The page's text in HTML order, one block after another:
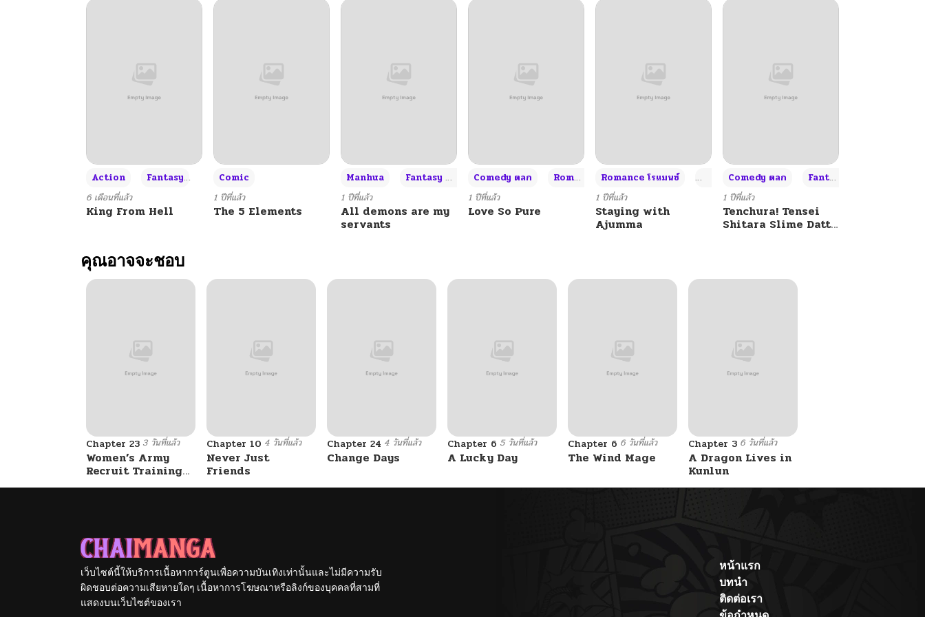
ตอนที่ 32
ตอนที่ 31
ตอนที่ 29 06/19/2026
ตอนที่ 25 06/18/2026
ตอนที่ 24 12/27/2025
ตอนที่ 22
ตอนที่ 21
Action Fantasy
6 เดือนที่แล้ว
King From Hell
Comic
1 ปีที่แล้ว
The 5 Elements
Manhua Fantasy แฟนตาซี +3
1 ปีที่แล้ว
All demons are my
servants
Comedy ตลก Romance โรแมนซ์ +4
1 ปีที่แล้ว
Love So Pure
Romance โรแมนซ์ Adult ผู้ใหญ่ +4
1 ปีที่แล้ว
Staying with
Ajumma
Comedy ตลก Fantasy แฟนตาซี
1 ปีที่แล้ว
Tenchura! Tensei
Shitara Slime Datta
คุณอาจจะชอบ
Chapter 23 3 วันที่แล้ว
Women’s Army
Recruit Training
Center
Chapter 10 4 วันที่แล้ว
Never Just
Friends
Chapter 24 4 วันที่แล้ว
Change Days
Chapter 6 5 วันที่แล้ว
A Lucky Day
Chapter 6 6 วันที่แล้ว
The Wind Mage
Chapter 3 6 วันที่แล้ว
A Dragon Lives in
Kunlun
เว็บไซต์นี้ให้บริการเนื้อหาการ์ตูนเพื่อความบันเทิงเท่านั้นและไม่มีความรับ
ผิดชอบต่อความเสียหายใดๆ เนื้อหาการโฆษณาหรือลิงก์ของบุคคลที่สามที่
แสดงบนเว็บไซต์ของเรา
หน้าแรก
บทนำ
ติดต่อเรา